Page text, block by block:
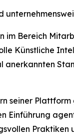
im Bereich
Künstliche
anerkannten
seiner Plattform
Einführung
Praktiken